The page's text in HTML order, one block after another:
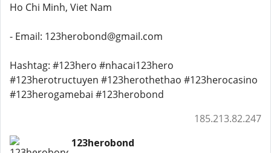
Ho Chi Minh, Viet Nam
- Email: 123herobond@gmail.com
Hashtag: #123hero #nhacai123hero
#123herotructuyen #123herothethao #123herocasino
#123herogamebai #123herobond
185.213.82.247
123herobond